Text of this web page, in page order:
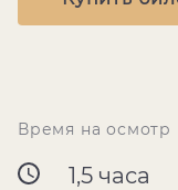
Время на осмотр
1,5 часа